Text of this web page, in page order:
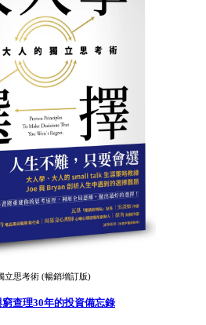
立思考術 (暢銷增訂版)
查理30年的投資備忘錄